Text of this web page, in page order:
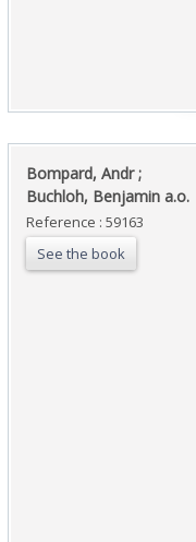
‎Bompard, Andr ;
Buchloh, Benjamin a.o.‎
Reference : 59163
See the book